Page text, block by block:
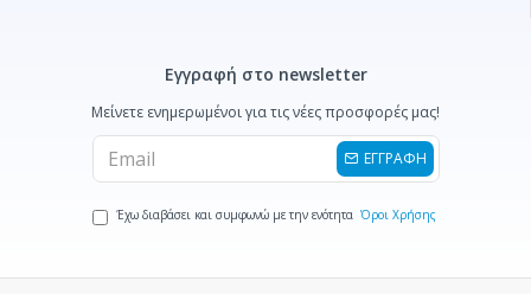
Εγγραφή στο newsletter
Μείνετε ενημερωμένοι για τις νέες προσφορές μας!
ΕΓΓΡΑΦΗ
Έχω διαβάσει και συμφωνώ με την ενότητα Όροι Χρήσης